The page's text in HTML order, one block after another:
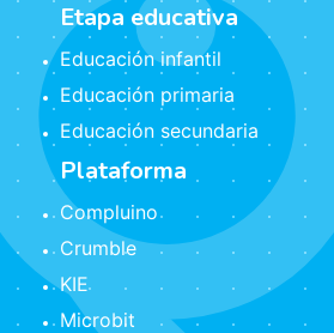
Etapa educativa
Educación infantil
Educación primaria
Educación secundaria
Plataforma
Compluino
Crumble
KIE
Microbit